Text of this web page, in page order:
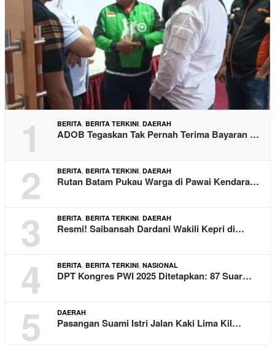
1 BERITA, BERITA TERKINI, DAERAH
ADOB Tegaskan Tak Pernah Terima Bayaran …
2 BERITA, BERITA TERKINI, DAERAH
Rutan Batam Pukau Warga di Pawai Kendara…
3 BERITA, BERITA TERKINI, DAERAH
Resmi! Saibansah Dardani Wakili Kepri di…
4 BERITA, BERITA TERKINI, NASIONAL
DPT Kongres PWI 2025 Ditetapkan: 87 Suar…
5 DAERAH
Pasangan Suami Istri Jalan Kaki Lima Kil…